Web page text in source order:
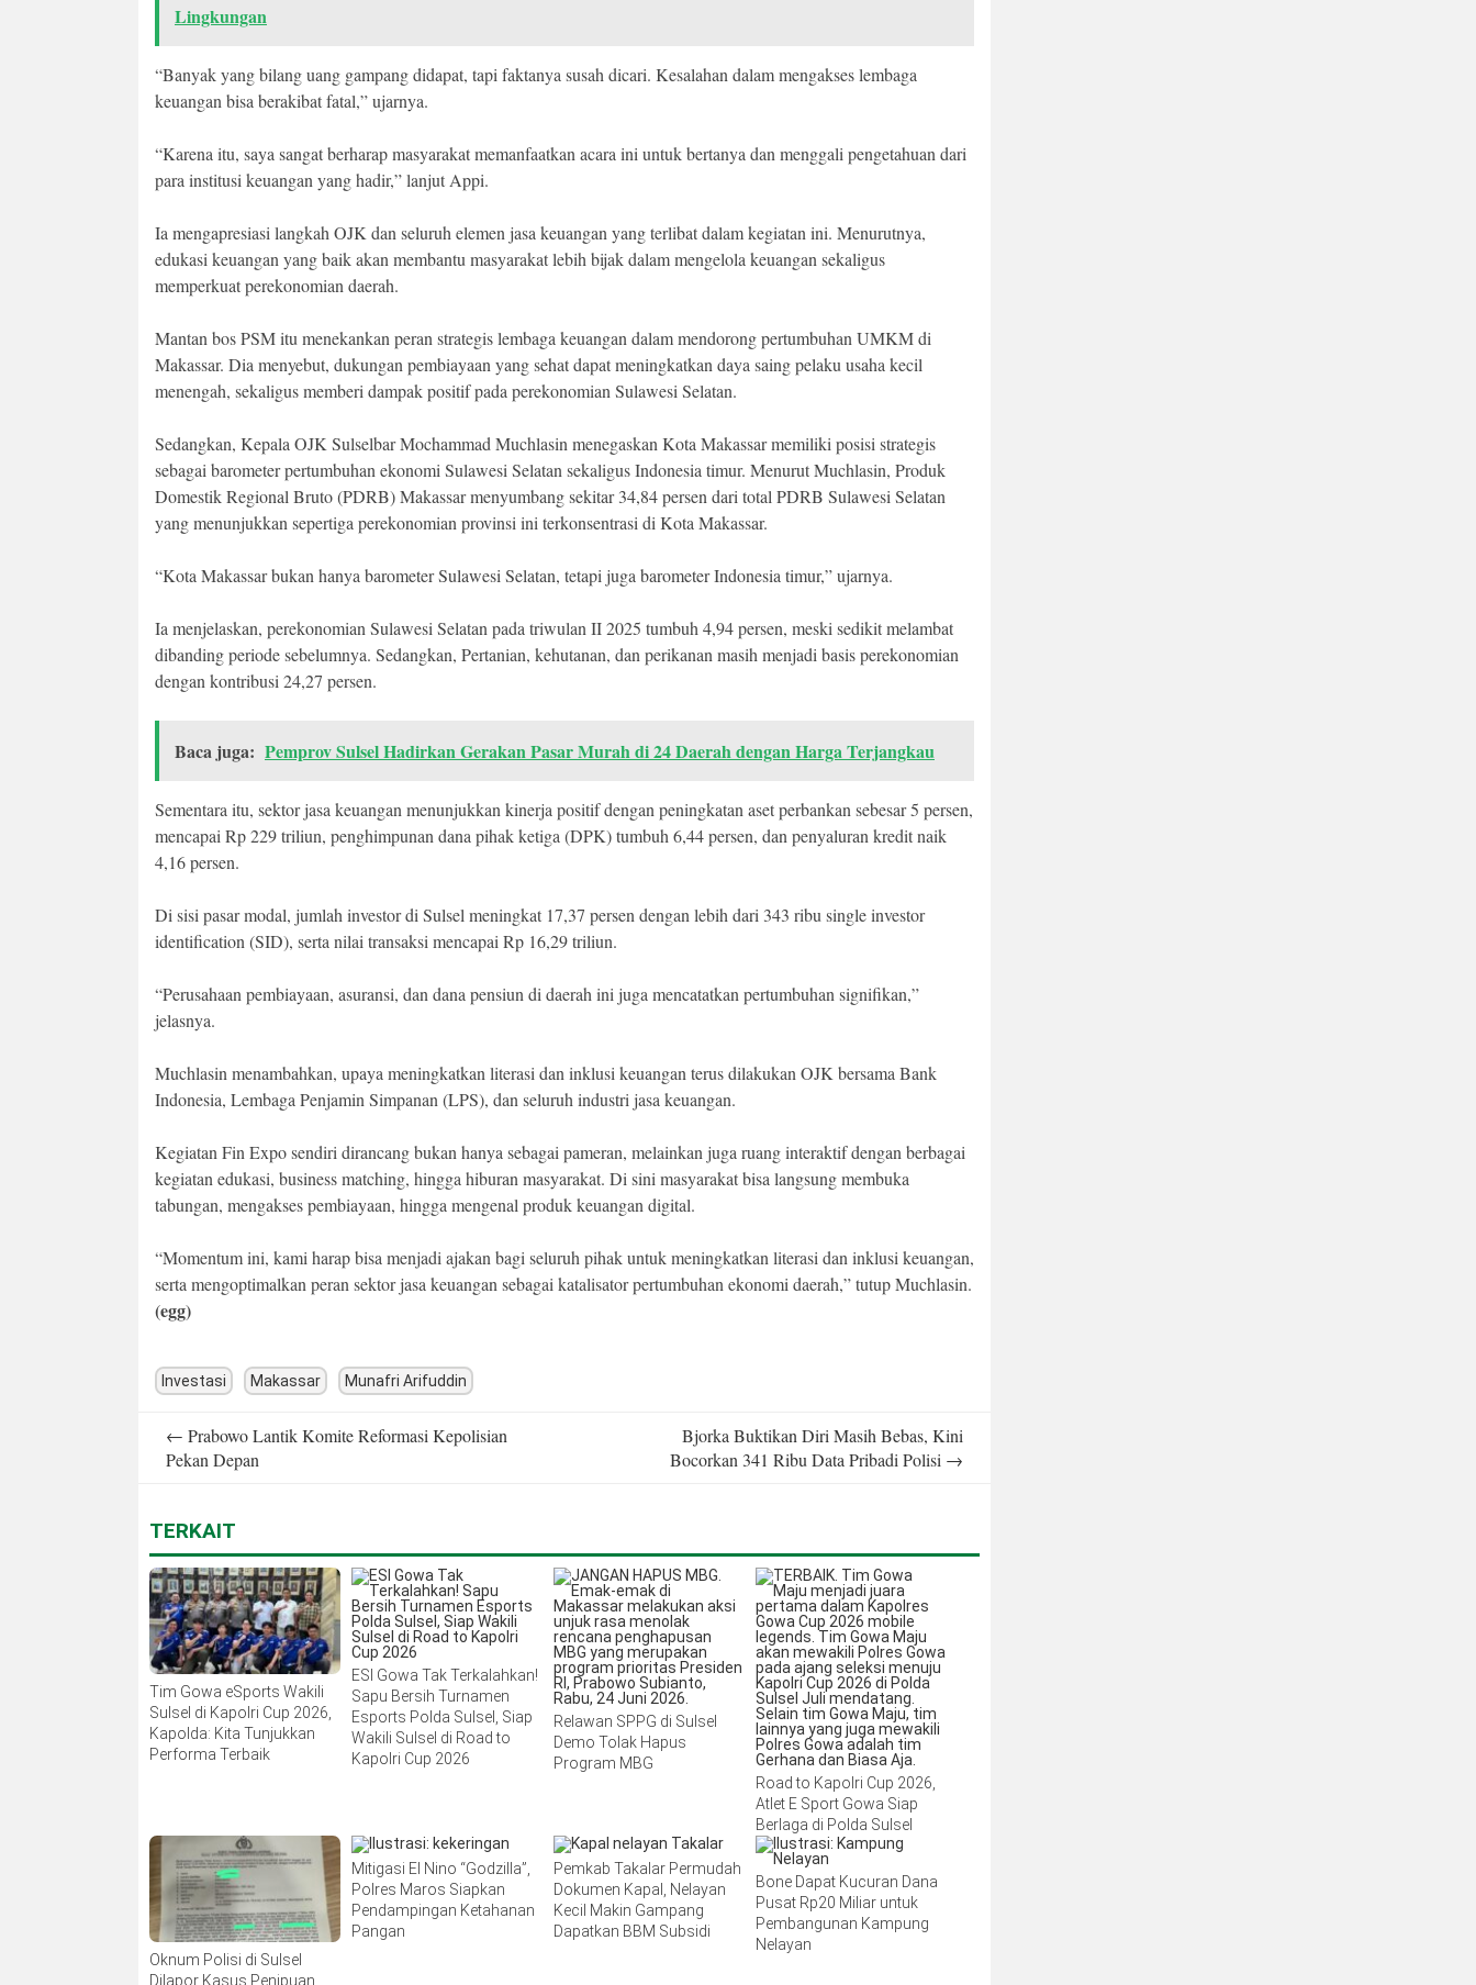
Lingkungan
“Banyak yang bilang uang gampang didapat, tapi faktanya susah dicari. Kesalahan dalam mengakses lembaga
keuangan bisa berakibat fatal,” ujarnya.
“Karena itu, saya sangat berharap masyarakat memanfaatkan acara ini untuk bertanya dan menggali pengetahuan dari
para institusi keuangan yang hadir,” lanjut Appi.
Ia mengapresiasi langkah OJK dan seluruh elemen jasa keuangan yang terlibat dalam kegiatan ini. Menurutnya,
edukasi keuangan yang baik akan membantu masyarakat lebih bijak dalam mengelola keuangan sekaligus
memperkuat perekonomian daerah.
Mantan bos PSM itu menekankan peran strategis lembaga keuangan dalam mendorong pertumbuhan UMKM di
Makassar. Dia menyebut, dukungan pembiayaan yang sehat dapat meningkatkan daya saing pelaku usaha kecil
menengah, sekaligus memberi dampak positif pada perekonomian Sulawesi Selatan.
Sedangkan, Kepala OJK Sulselbar Mochammad Muchlasin menegaskan Kota Makassar memiliki posisi strategis
sebagai barometer pertumbuhan ekonomi Sulawesi Selatan sekaligus Indonesia timur. Menurut Muchlasin, Produk
Domestik Regional Bruto (PDRB) Makassar menyumbang sekitar 34,84 persen dari total PDRB Sulawesi Selatan
yang menunjukkan sepertiga perekonomian provinsi ini terkonsentrasi di Kota Makassar.
“Kota Makassar bukan hanya barometer Sulawesi Selatan, tetapi juga barometer Indonesia timur,” ujarnya.
Ia menjelaskan, perekonomian Sulawesi Selatan pada triwulan II 2025 tumbuh 4,94 persen, meski sedikit melambat
dibanding periode sebelumnya. Sedangkan, Pertanian, kehutanan, dan perikanan masih menjadi basis perekonomian
dengan kontribusi 24,27 persen.
Baca juga: Pemprov Sulsel Hadirkan Gerakan Pasar Murah di 24 Daerah dengan Harga Terjangkau
Sementara itu, sektor jasa keuangan menunjukkan kinerja positif dengan peningkatan aset perbankan sebesar 5 persen,
mencapai Rp 229 triliun, penghimpunan dana pihak ketiga (DPK) tumbuh 6,44 persen, dan penyaluran kredit naik
4,16 persen.
Di sisi pasar modal, jumlah investor di Sulsel meningkat 17,37 persen dengan lebih dari 343 ribu single investor
identification (SID), serta nilai transaksi mencapai Rp 16,29 triliun.
“Perusahaan pembiayaan, asuransi, dan dana pensiun di daerah ini juga mencatatkan pertumbuhan signifikan,”
jelasnya.
Muchlasin menambahkan, upaya meningkatkan literasi dan inklusi keuangan terus dilakukan OJK bersama Bank
Indonesia, Lembaga Penjamin Simpanan (LPS), dan seluruh industri jasa keuangan.
Kegiatan Fin Expo sendiri dirancang bukan hanya sebagai pameran, melainkan juga ruang interaktif dengan berbagai
kegiatan edukasi, business matching, hingga hiburan masyarakat. Di sini masyarakat bisa langsung membuka
tabungan, mengakses pembiayaan, hingga mengenal produk keuangan digital.
“Momentum ini, kami harap bisa menjadi ajakan bagi seluruh pihak untuk meningkatkan literasi dan inklusi keuangan,
serta mengoptimalkan peran sektor jasa keuangan sebagai katalisator pertumbuhan ekonomi daerah,” tutup Muchlasin.
(egg)
Investasi Makassar Munafri Arifuddin
navigation
← Prabowo Lantik Komite Reformasi Kepolisian
Pekan Depan
Bjorka Buktikan Diri Masih Bebas, Kini
Bocorkan 341 Ribu Data Pribadi Polisi →
TERKAIT
Tim Gowa eSports Wakili
Sulsel di Kapolri Cup 2026,
Kapolda: Kita Tunjukkan
Performa Terbaik
ESI Gowa Tak Terkalahkan!
Sapu Bersih Turnamen
Esports Polda Sulsel, Siap
Wakili Sulsel di Road to
Kapolri Cup 2026
Relawan SPPG di Sulsel
Demo Tolak Hapus
Program MBG
Road to Kapolri Cup 2026,
Atlet E Sport Gowa Siap
Berlaga di Polda Sulsel
Oknum Polisi di Sulsel
Dilapor Kasus Penipuan
Mitigasi El Nino “Godzilla”,
Polres Maros Siapkan
Pendampingan Ketahanan
Pangan
Pemkab Takalar Permudah
Dokumen Kapal, Nelayan
Kecil Makin Gampang
Dapatkan BBM Subsidi
Bone Dapat Kucuran Dana
Pusat Rp20 Miliar untuk
Pembangunan Kampung
Nelayan